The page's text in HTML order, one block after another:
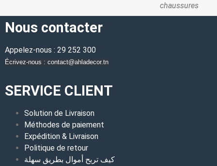
chaussures
Nous contacter
Appelez-nous : 29 252 300
Écrivez-nous : contact@ahladecor.tn
SERVICE CLIENT
Solution de Livraison
Méthodes de paiement
Expédition & Livraison
Politique de retour
كيف تربح أموال بطريق سهلة